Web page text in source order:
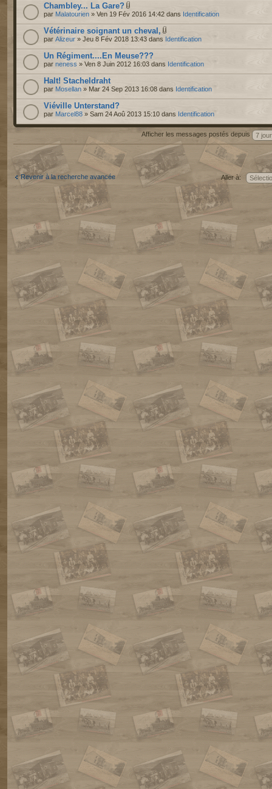
Chambley... La Gare?
par Malatourien » Ven 19 Fév 2016 14:42 dans Identification
Vétérinaire soignant un cheval,
par Alizeur » Jeu 8 Fév 2018 13:43 dans Identification
Un Régiment....En Meuse???
par neness » Ven 8 Juin 2012 16:03 dans Identification
Halt! Stacheldraht
par Mosellan » Mar 24 Sep 2013 16:08 dans Identification
Viéville Unterstand?
par Marcel88 » Sam 24 Aoû 2013 15:10 dans Identification
Afficher les messages postés depuis
Revenir à la recherche avancée Aller à: